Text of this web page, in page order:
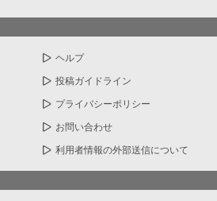
ヘルプ
投稿ガイドライン
プライバシーポリシー
お問い合わせ
利用者情報の外部送信について